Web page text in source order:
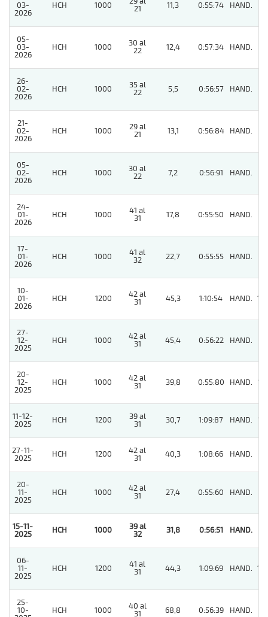
03-
2026
HCH 1000
21
11,3 0:55:74 HAND.
05-
03-
2026
HCH 1000
30 al
22
12,4 0:57:34 HAND.
26-
02-
2026
HCH 1000
35 al
22
5,5 0:56:57 HAND.
21-
02-
2026
HCH 1000
29 al
21
13,1 0:56:84 HAND.
05-
02-
2026
HCH 1000
30 al
22
7,2 0:56:91 HAND.
24-
01-
2026
HCH 1000
41 al
31
17,8 0:55:50 HAND.
17-
01-
2026
HCH 1000
41 al
32
22,7 0:55:55 HAND.
10-
01-
2026
HCH 1200
42 al
31
45,3 1:10:54 HAND. 10
27-
12-
2025
HCH 1000
42 al
31
45,4 0:56:22 HAND.
20-
12-
2025
HCH 1000
42 al
31
39,8 0:55:80 HAND. 13
11-12-
2025
HCH 1200
39 al
31
30,7 1:09:87 HAND. 12
27-11-
2025
HCH 1200
42 al
31
40,3 1:08:66 HAND.
20-
11-
2025
HCH 1000
42 al
31
27,4 0:55:60 HAND.
15-11-
2025
HCH 1000
39 al
32
31,8 0:56:51 HAND.
06-
11-
2025
HCH 1200
41 al
31
44,3 1:09:69 HAND. 10
25-
10-
HCH 1000
40 al
31
68,8 0:56:39 HAND.